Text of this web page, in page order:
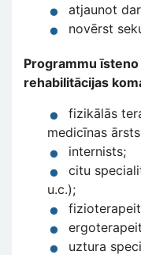
atjaunot
novērst
Programmu
rehabilitācijas
fizikālās
medicīnas
internists;
citu
u.c.);
uztura